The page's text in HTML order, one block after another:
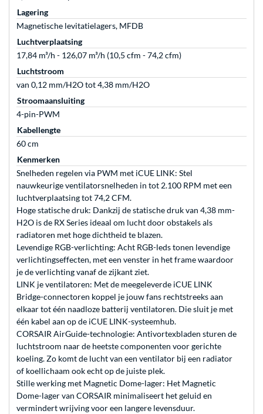
Lagering
Magnetische levitatielagers, MFDB
Luchtverplaatsing
17,84 m³/h - 126,07 m³/h (10,5 cfm - 74,2 cfm)
Luchtstroom
van 0,12 mm/H2O tot 4,38 mm/H2O
Stroomaansluiting
4-pin-PWM
Kabellengte
60 cm
Kenmerken
Snelheden regelen via PWM met iCUE LINK: Stel
nauwkeurige ventilatorsnelheden in tot 2.100 RPM met een
luchtverplaatsing tot 74,2 CFM.
Hoge statische druk: Dankzij de statische druk van 4,38 mm-
H2O is de RX Series ideaal om lucht door obstakels als
radiatoren met hoge dichtheid te blazen.
Levendige RGB-verlichting: Acht RGB-leds tonen levendige
verlichtingseffecten, met een venster in het frame waardoor
je de verlichting vanaf de zijkant ziet.
LINK je ventilatoren: Met de meegeleverde iCUE LINK
Bridge-connectoren koppel je jouw fans rechtstreeks aan
elkaar tot één naadloze batterij ventilatoren. Die sluit je met
één kabel aan op de iCUE LINK-systeemhub.
CORSAIR AirGuide-technologie: Antivortexbladen sturen de
luchtstroom naar de heetste componenten voor gerichte
koeling. Zo komt de lucht van een ventilator bij een radiator
of koellichaam ook echt op de juiste plek.
Stille werking met Magnetic Dome-lager: Het Magnetic
Dome-lager van CORSAIR minimaliseert het geluid en
vermindert wrijving voor een langere levensduur.